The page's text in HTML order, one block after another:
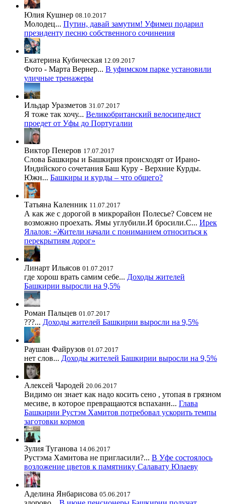
Юлия Кушнер 08.10.2017
Молодец... Путин, давай замутим! Уфимец подарил
президенту песню собственного сочинения
Екатерина Кубическая 12.09.2017
Фото - Марта Вернер... В уфимском парке установили
уличные тренажеры
Ильдар Уразметов 31.07.2017
Я тоже так хочу... Великобританский велосипедист
проедет от Уфы до Португалии
Виктор Пенеров 17.07.2017
Слова Башкиры и Башкирия происходят от Ирано-
Индийского сочетания Баш Куру - Верхние Курды.
Южн... Башкиры и курды – что общего?
Татьяна Каленник 11.07.2017
А как же с дорогой в микрорайон Полесье? Совсем не
возможно проехать. Ямы углубили.И бросили.С... Ирек
Ялалов: «Жители начали с пониманием относиться к
перекрытиям дорог»
Линарт Ильясов 01.07.2017
где хорош врать самим себе... Доходы жителей
Башкирии выросли на 9,5%
Роман Пальцев 01.07.2017
???... Доходы жителей Башкирии выросли на 9,5%
Раушан Файрузов 01.07.2017
нет слов... Доходы жителей Башкирии выросли на 9,5%
Алексей Чародей 20.06.2017
Видимо он знает как надо косить сено , утопая в грязном
месиве, в которое превращаются вспаханн... Глава
Башкирии Рустэм Хамитов потребовал ускорить темпы
заготовки кормов
Зулия Туганова 14.06.2017
Рустэма Хамитова не пригласили?... В Уфе состоялось
возложение цветов к памятнику Салавату Юлаеву
Аделина Янбарисова 05.06.2017